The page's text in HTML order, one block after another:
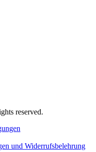
reserved.
und Widerrufsbelehrung